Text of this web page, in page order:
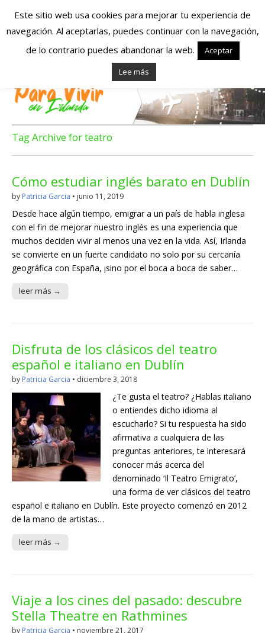
Españoles en
Irlanda – Vivir en
Irlanda – Trabajo
en Irlanda –
Alojamiento en
Irlanda
Blog dedicado a los que viven, estudian y trabajan en
Irlanda!
Tag Archive for teatro
Cómo estudiar inglés barato en Dublín
by Patricia Garcia • junio 11, 2019
Desde hace algún tiempo, emigrar a un país de habla inglesa
con el fin de mejorar nuestro inglés es una experiencia que
muchos deciden vivir al menos una vez en la vida. Así, Irlanda
se convierte en un fuerte candidato no solo por su cercanía
geográfica con España, ¡sino por el boca a boca de saber…
leer más →
Disfruta de los clásicos del teatro
español e italiano en Dublín
by Patricia Garcia • diciembre 3, 2018
¿Te gusta el teatro? ¿Hablas italiano
o entiendes dicho idioma al
escucharlo? Si tu respuesta ha sido
afirmativa a cualquiera de las
preguntas anteriores, te interesará
conocer más acerca del
denominado ‘Il Teatro Emigrato’,
una forma de ver clásicos del teatro
español e italiano en Dublín. Este proyecto comenzó en 2012
de la mano de artistas…
leer más →
Viaje a los cines del pasado: descubre
Stella Theatre en Rathmines
by Patricia Garcia • noviembre 21, 2017
Este sitio web usa cookies para mejorar tu experiencia de
navegación. Al aceptarlas, puedes continuar con la navegación,
de lo contrario puedes abandonar la web.
Aceptar
Lee más